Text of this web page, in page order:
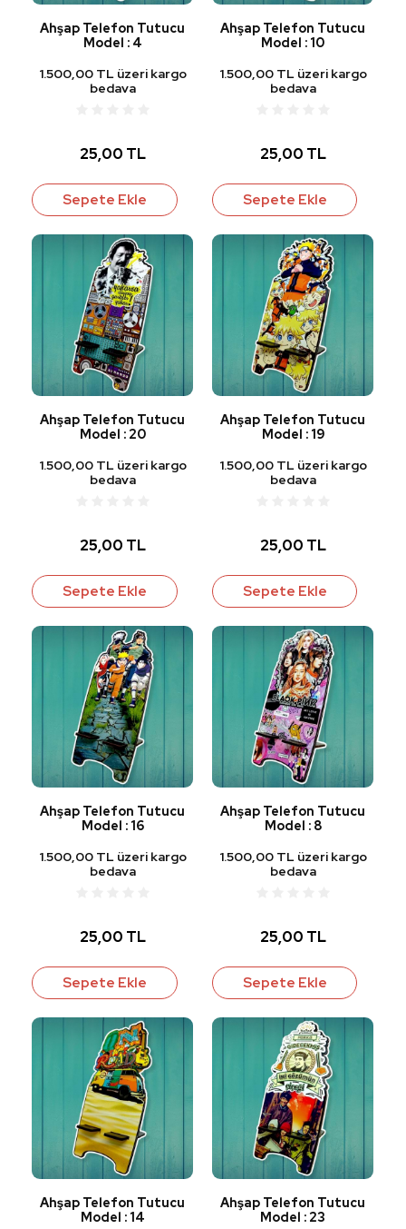
Ahşap Telefon Tutucu
Model : 4
1.500,00 TL üzeri kargo
bedava
25,00 TL
Sepete Ekle
Ahşap Telefon Tutucu
Model : 10
1.500,00 TL üzeri kargo
bedava
25,00 TL
Sepete Ekle
Ahşap Telefon Tutucu
Model : 20
1.500,00 TL üzeri kargo
bedava
25,00 TL
Sepete Ekle
Ahşap Telefon Tutucu
Model : 19
1.500,00 TL üzeri kargo
bedava
25,00 TL
Sepete Ekle
Ahşap Telefon Tutucu
Model : 16
1.500,00 TL üzeri kargo
bedava
25,00 TL
Sepete Ekle
Ahşap Telefon Tutucu
Model : 8
1.500,00 TL üzeri kargo
bedava
25,00 TL
Sepete Ekle
Ahşap Telefon Tutucu
Model : 14
Ahşap Telefon Tutucu
Model : 23